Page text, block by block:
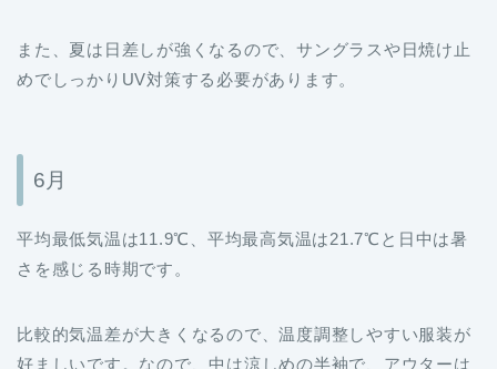
また、夏は日差しが強くなるので、サングラスや日焼け止
めでしっかりUV対策する必要があります。
6月
平均最低気温は11.9℃、平均最高気温は21.7℃と日中は暑
さを感じる時期です。
比較的気温差が大きくなるので、温度調整しやすい服装が
好ましいです。なので、中は涼しめの半袖で、アウターは